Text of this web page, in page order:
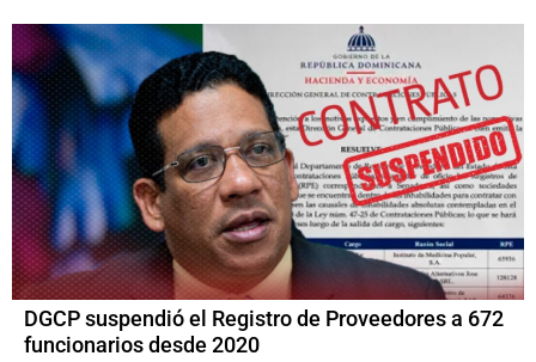
DGCP suspendió el Registro de Proveedores a 672
funcionarios desde 2020